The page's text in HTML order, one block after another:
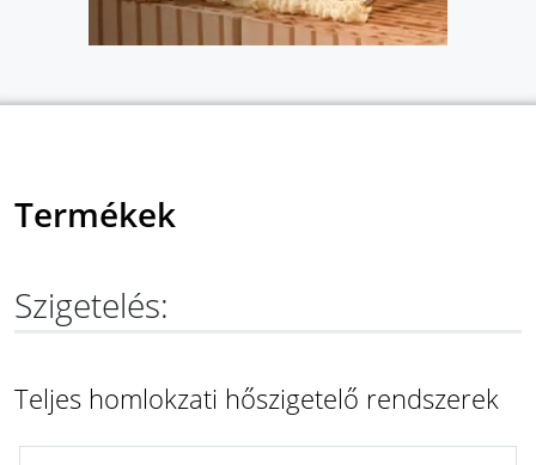
Termékek
Szigetelés:
Teljes homlokzati hőszigetelő rendszerek